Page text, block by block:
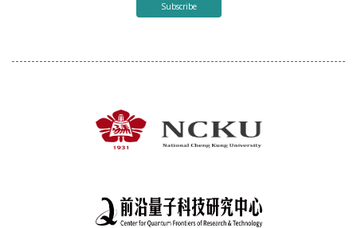
Subscribe